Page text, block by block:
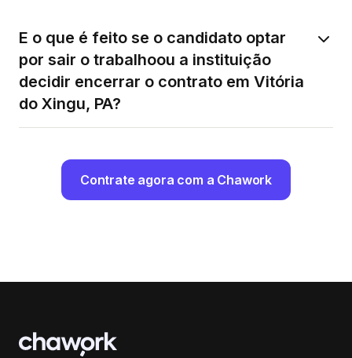
E o que é feito se o candidato optar
por sair o trabalhoou a instituição
decidir encerrar o contrato em Vitória
do Xingu, PA?
Contrate agora com a Chawork